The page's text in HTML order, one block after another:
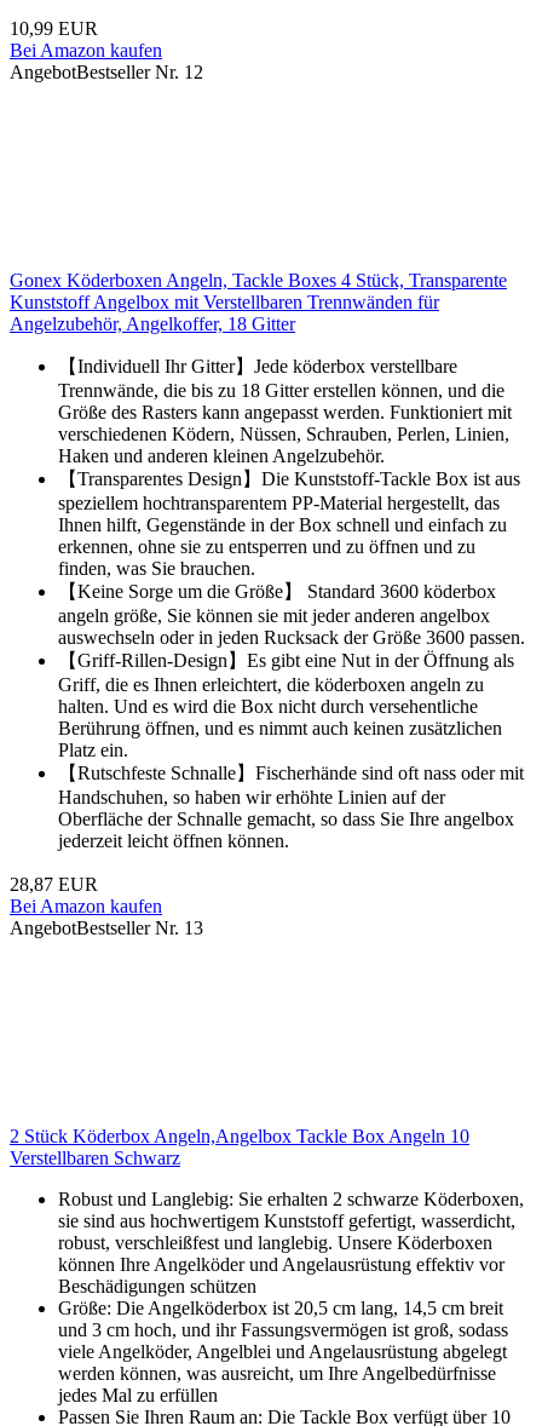
10,99 EUR
Bei Amazon kaufen
AngebotBestseller Nr. 12
Gonex Köderboxen Angeln, Tackle Boxes 4 Stück, Transparente
Kunststoff Angelbox mit Verstellbaren Trennwänden für
Angelzubehör, Angelkoffer, 18 Gitter
【Individuell Ihr Gitter】Jede köderbox verstellbare
Trennwände, die bis zu 18 Gitter erstellen können, und die
Größe des Rasters kann angepasst werden. Funktioniert mit
verschiedenen Ködern, Nüssen, Schrauben, Perlen, Linien,
Haken und anderen kleinen Angelzubehör.
【Transparentes Design】Die Kunststoff-Tackle Box ist aus
speziellem hochtransparentem PP-Material hergestellt, das
Ihnen hilft, Gegenstände in der Box schnell und einfach zu
erkennen, ohne sie zu entsperren und zu öffnen und zu
finden, was Sie brauchen.
【Keine Sorge um die Größe】 Standard 3600 köderbox
angeln größe, Sie können sie mit jeder anderen angelbox
auswechseln oder in jeden Rucksack der Größe 3600 passen.
【Griff-Rillen-Design】Es gibt eine Nut in der Öffnung als
Griff, die es Ihnen erleichtert, die köderboxen angeln zu
halten. Und es wird die Box nicht durch versehentliche
Berührung öffnen, und es nimmt auch keinen zusätzlichen
Platz ein.
【Rutschfeste Schnalle】Fischerhände sind oft nass oder mit
Handschuhen, so haben wir erhöhte Linien auf der
Oberfläche der Schnalle gemacht, so dass Sie Ihre angelbox
jederzeit leicht öffnen können.
28,87 EUR
Bei Amazon kaufen
AngebotBestseller Nr. 13
2 Stück Köderbox Angeln,Angelbox Tackle Box Angeln 10
Verstellbaren Schwarz
Robust und Langlebig: Sie erhalten 2 schwarze Köderboxen,
sie sind aus hochwertigem Kunststoff gefertigt, wasserdicht,
robust, verschleißfest und langlebig. Unsere Köderboxen
können Ihre Angelköder und Angelausrüstung effektiv vor
Beschädigungen schützen
Größe: Die Angelköderbox ist 20,5 cm lang, 14,5 cm breit
und 3 cm hoch, und ihr Fassungsvermögen ist groß, sodass
viele Angelköder, Angelblei und Angelausrüstung abgelegt
werden können, was ausreicht, um Ihre Angelbedürfnisse
jedes Mal zu erfüllen
Passen Sie Ihren Raum an: Die Tackle Box verfügt über 10